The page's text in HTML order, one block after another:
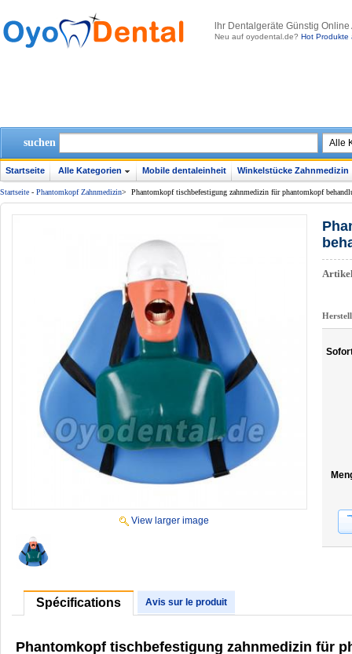
lhr Dentalgeräte Günstig
Neu auf oyodental.de? Hot Produkte
suchen
Startseite Alle Kategorien Mobile dentaleinheit Winkelstücke Zahnmedizin
Startseite - Phantomkopf Zahnmedizin> Phantomkopf tischbefestigung zahnmedizin für phantomkopf
View larger image
Spécifications Avis sur le produit
Phantomkopf tischbefestigung zahnmedizin für